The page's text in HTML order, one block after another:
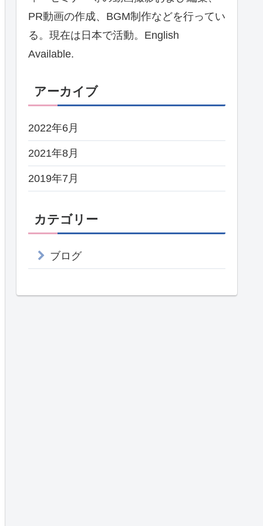
PR動画の作成、BGM制作などを行ってい
る。現在は日本で活動。English
Available.
アーカイブ
2022年6月
2021年8月
2019年7月
カテゴリー
ブログ